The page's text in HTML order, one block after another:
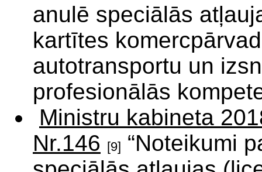
anulē speciālās
kartītes
autotransportu un
profesionālās
Ministru kabineta
Nr.146 [9] “Noteikumi